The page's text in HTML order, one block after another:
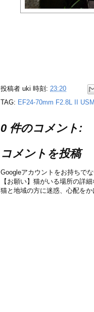
投稿者 uki 時刻: 23:20
TAG: EF24-70mm F2.8L II USM
0 件のコメント:
コメントを投稿
Googleアカウントをお持ちで
【お願い】猫がいる場所の詳
猫と地域の方に迷惑、心配をか